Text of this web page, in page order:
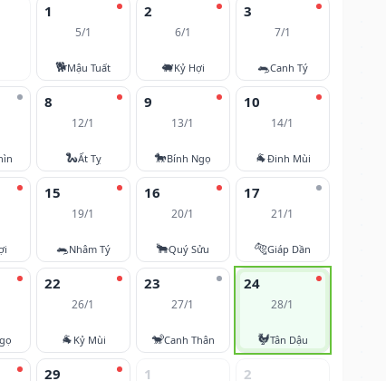
1
5/1
🐕Mậu Tuất
2
6/1
🐖Kỷ Hợi
3
7/1
🐀Canh Tý
8
12/1
🐍Ất Tỵ
9
13/1
🐎Bính Ngọ
10
14/1
🐐Đinh Mùi
15
19/1
🐀Nhâm Tý
16
20/1
🐂Quý Sửu
17
21/1
🐅Giáp Dần
22
26/1
🐐 Kỷ Mùi
23
27/1
🐒Canh Thân
24
28/1
🐓Tân Dậu
29 1 2